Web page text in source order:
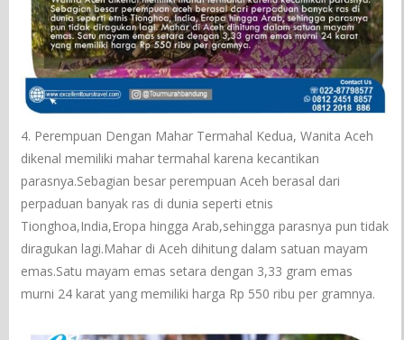
4. Perempuan Dengan Mahar Termahal Kedua, Wanita Aceh
dikenal memiliki mahar termahal karena kecantikan
parasnya.Sebagian besar perempuan Aceh berasal dari
perpaduan banyak ras di dunia seperti etnis
Tionghoa,India,Eropa hingga Arab,sehingga parasnya pun tidak
diragukan lagi.Mahar di Aceh dihitung dalam satuan mayam
emas.Satu mayam emas setara dengan 3,33 gram emas
murni 24 karat yang memiliki harga Rp 550 ribu per gramnya.